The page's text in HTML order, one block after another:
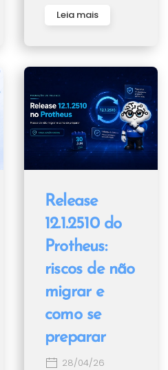
Leia mais
Release
12.1.2510 do
Protheus:
riscos de não
migrar e
como se
preparar
28/04/26